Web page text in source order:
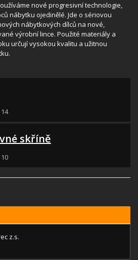
nové progresivní technologie,
nábytku ojedinělé. Jde o sériovou
nábytkových dílců na nové,
výrobní lince. Použité materiály a
určují vysokou kvalitu a užitnou
skříně
z.s.